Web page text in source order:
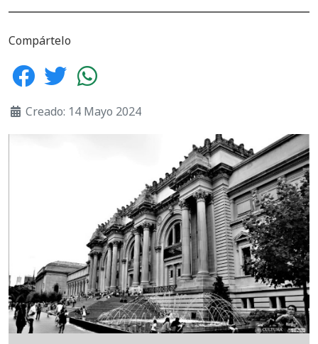
Compártelo
Creado: 14 Mayo 2024